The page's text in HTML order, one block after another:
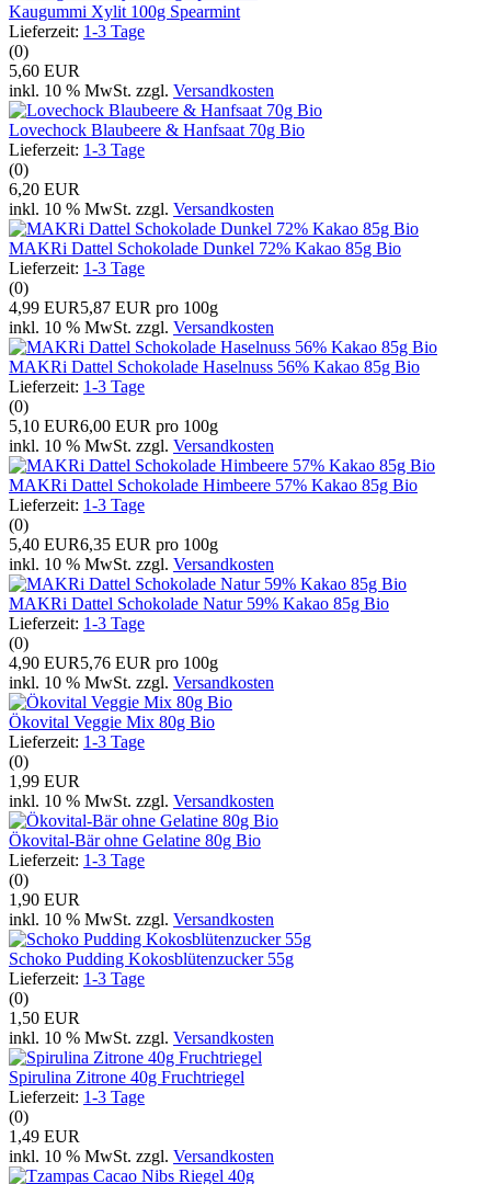
Kaugummi Xylit 100g Spearmint
Lieferzeit: 1-3 Tage
(0)
5,60 EUR
inkl. 10 % MwSt. zzgl. Versandkosten
Lovechock Blaubeere & Hanfsaat 70g Bio
Lieferzeit: 1-3 Tage
(0)
6,20 EUR
inkl. 10 % MwSt. zzgl. Versandkosten
MAKRi Dattel Schokolade Dunkel 72% Kakao 85g Bio
Lieferzeit: 1-3 Tage
(0)
4,99 EUR5,87 EUR pro 100g
inkl. 10 % MwSt. zzgl. Versandkosten
MAKRi Dattel Schokolade Haselnuss 56% Kakao 85g Bio
Lieferzeit: 1-3 Tage
(0)
5,10 EUR6,00 EUR pro 100g
inkl. 10 % MwSt. zzgl. Versandkosten
MAKRi Dattel Schokolade Himbeere 57% Kakao 85g Bio
Lieferzeit: 1-3 Tage
(0)
5,40 EUR6,35 EUR pro 100g
inkl. 10 % MwSt. zzgl. Versandkosten
MAKRi Dattel Schokolade Natur 59% Kakao 85g Bio
Lieferzeit: 1-3 Tage
(0)
4,90 EUR5,76 EUR pro 100g
inkl. 10 % MwSt. zzgl. Versandkosten
Ökovital Veggie Mix 80g Bio
Lieferzeit: 1-3 Tage
(0)
1,99 EUR
inkl. 10 % MwSt. zzgl. Versandkosten
Ökovital-Bär ohne Gelatine 80g Bio
Lieferzeit: 1-3 Tage
(0)
1,90 EUR
inkl. 10 % MwSt. zzgl. Versandkosten
Schoko Pudding Kokosblütenzucker 55g
Lieferzeit: 1-3 Tage
(0)
1,50 EUR
inkl. 10 % MwSt. zzgl. Versandkosten
Spirulina Zitrone 40g Fruchtriegel
Lieferzeit: 1-3 Tage
(0)
1,49 EUR
inkl. 10 % MwSt. zzgl. Versandkosten